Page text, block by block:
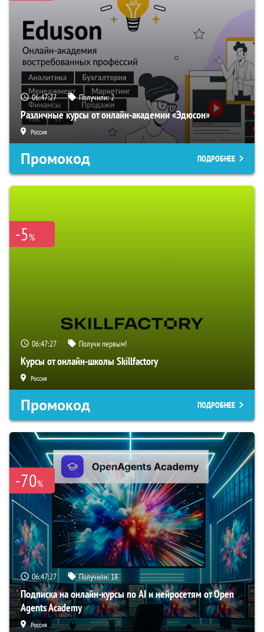
06:47:26 Получили:2
Различные курсы от онлайн-академии «Эдюсон»
Россия
Промокод ПОДРОБНЕЕ
-5%
06:47:26 Получи первым!
Курсы от онлайн-школы Skillfactory
Россия
Промокод ПОДРОБНЕЕ
-70%
06:47:26 Получили:18
Подписка на онлайн-курсы по AI и нейросетям от Open
Agents Academy
Россия